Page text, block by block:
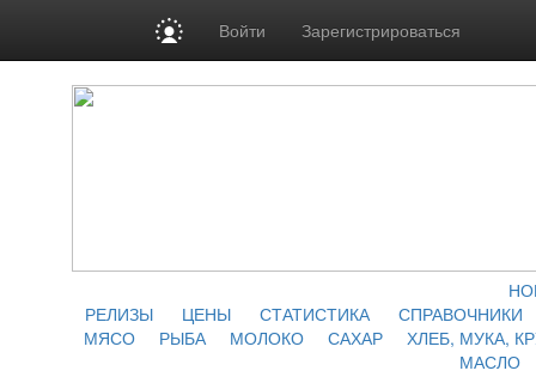
Войти Зарегистрироваться
РЕЛИЗЫ
ЦЕНЫ СТАТИСТИКА
СПРАВОЧНИКИ
МЯСО
РЫБА МОЛОКО САХАР
ХЛЕБ, МУКА,
МАСЛО